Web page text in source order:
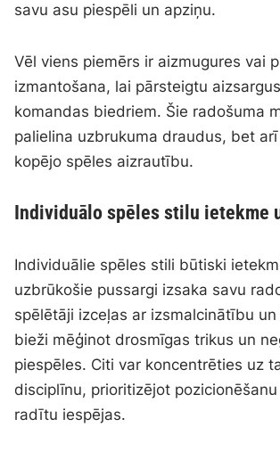
savu asu piespēli un apziņu.
Vēl viens piemērs ir aizmugures vai
izmantošana, lai pārsteigtu
komandas biedriem. Šie radošuma
palielina uzbrukuma draudus, bet
kopējo spēles aizrautību.
Individuālo spēles stilu ietekme
Individuālie spēles stili būtiski
uzbrūkošie pussargi izsaka savu
spēlētāji izceļas ar izsmalcinātību
bieži mēģinot drosmīgas trikus un
piespēles. Citi var koncentrēties uz
disciplīnu, prioritizējot
radītu iespējas.